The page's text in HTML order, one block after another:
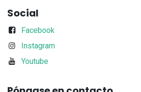
Social
Facebook
Instagram
Youtube